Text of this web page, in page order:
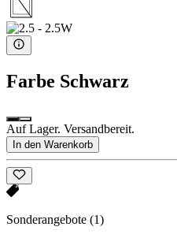
Farbe Schwarz
Auf Lager. Versandbereit.
In den Warenkorb
Sonderangebote (1)